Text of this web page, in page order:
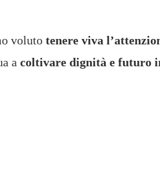
voluto tenere viva
a coltivare dignità e futuro